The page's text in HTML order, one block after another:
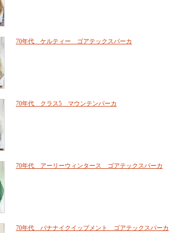
70年代 ケルティー ゴアテックスパーカ
70年代 クラス5 マウンテンパーカ
70年代 アーリーウィンタース ゴアテックスパーカ
70年代 バナナイクイップメント ゴアテックスパーカ